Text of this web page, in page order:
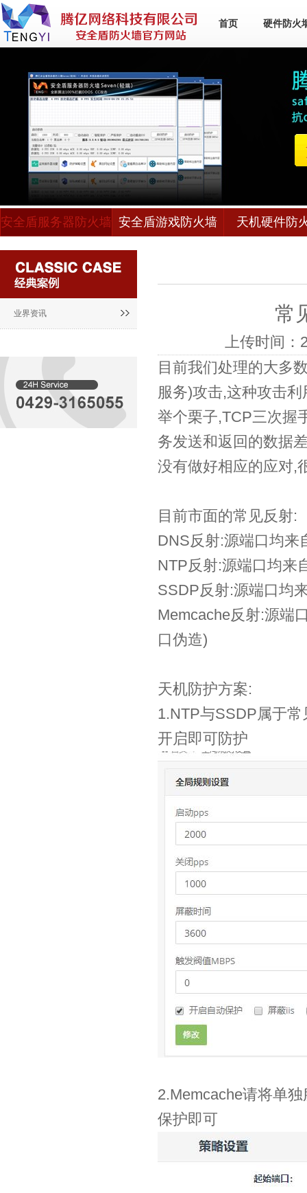
首页 硬件防火
安全盾服务器防火墙 安全盾游戏防火墙 天机硬件防
业界资讯 常
上传时间
目前我们处理的大多
服务)攻击,这种攻击
举个栗子,TCP三次握
务发送和返回的数据
没有做好相应的应对,
目前市面的常见反射:
DNS反射:源端口均来
NTP反射:源端口均来
SSDP反射:源端口均
Memcache反射:源端
口伪造)
天机防护方案:
1.NTP与SSDP属于
开启即可防护
2.Memcache请将单
保护即可